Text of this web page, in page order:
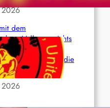
2026
dem
Volk angesichts
Leben und der
Situation durch die
24. Juni!
2026